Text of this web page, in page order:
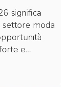
significa
settore moda
e…